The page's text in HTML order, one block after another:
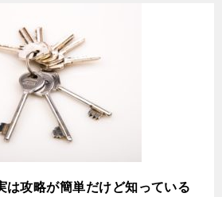
は攻略が簡単だけど知っている